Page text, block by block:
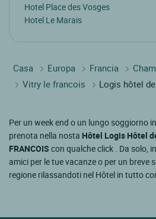
Hotel Place des Vosges
Hotel Le Marais
Casa Europa Francia
Vitry le francois
Logis hôtel
Per un week end o un lungo soggiorno in
prenota nella nosta Hôtel Logis Hôtel
FRANCOIS con qualche click . Da solo,
amici per le tue vacanze o per un breve
regione rilassandoti nel Hôtel in tutto